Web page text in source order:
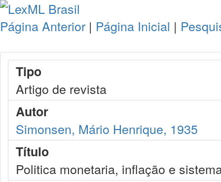
Página Anterior | Página Inicial |
Tipo
Artigo de revista
Autor
Simonsen, Mário Henrique, 1935
Título
Politica monetaria, inflação e